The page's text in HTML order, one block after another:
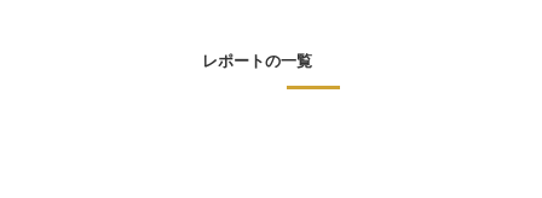
レポートの一覧